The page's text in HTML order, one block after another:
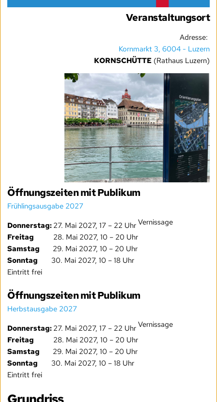
Veranstaltungsort
Adresse:
Kornmarkt 3, 6004 - Luzern
KORNSCHÜTTE (Rathaus Luzern)
Öffnungszeiten mit Publikum
Frühlingsausgabe 2027
Donnerstag: 27. Mai 2027, 17 – 22 Uhr Vernissage
Freitag 28. Mai 2027, 10 – 20 Uhr
Samstag
29. Mai 2027, 10 – 20 Uhr
Sonntag 30. Mai 2027, 10 – 18 Uhr
Eintritt frei
Öffnungszeiten mit Publikum
Herbstausgabe 2027
Donnerstag: 27. Mai 2027, 17 – 22 Uhr Vernissage
Freitag 28. Mai 2027, 10 – 20 Uhr
Samstag
29. Mai 2027, 10 – 20 Uhr
Sonntag 30. Mai 2027, 10 – 18 Uhr
Eintritt frei